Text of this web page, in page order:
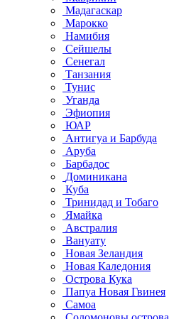
Мадагаскар
Марокко
Намибия
Сейшелы
Сенегал
Танзания
Тунис
Уганда
Эфиопия
ЮАР
Антигуа и Барбуда
Аруба
Барбадос
Доминикана
Куба
Тринидад и Тобаго
Ямайка
Австралия
Вануату
Новая Зеландия
Новая Каледония
Острова Кука
Папуа Новая Гвинея
Самоа